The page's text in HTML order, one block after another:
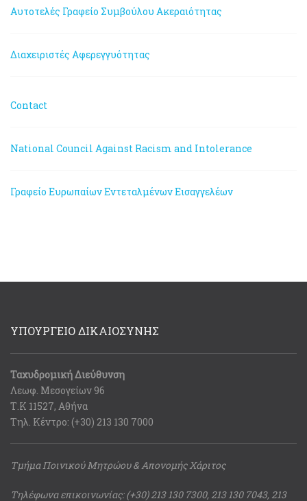
Αυτοτελές Γραφείο Συμβούλου Ακεραιότητας
Διαχειριστές Αφερεγγυότητας
Contact
National Council Against Racism and Intolerance
Γραφείο Ευρωπαίων Εντεταλμένων Εισαγγελέων
ΥΠΟΥΡΓΕΙΟ ΔΙΚΑΙΟΣΥΝΗΣ
Ταχυδρομική Διεύθυνση
Λεωφ. Μεσογείων 96
Τ.Κ 11527, Αθήνα
Τηλ. Κέντρο: (+30) 213 130 7000
Τμήμα Ποινικού Μητρώου & Απονομής Χάριτος
Τηλέφωνα επικοινωνίας: (+30) 213 130 7300, 213 130 7043, 213